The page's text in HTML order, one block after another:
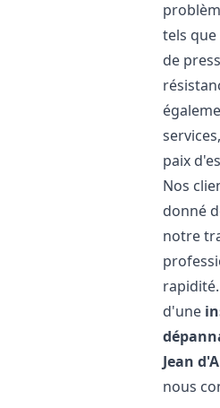
tels
de
paix
Nos
donné
notre
d'une
Jean
nous